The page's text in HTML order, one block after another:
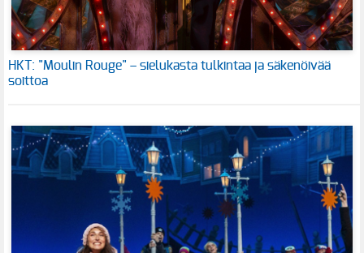
HKT: "Moulin Rouge" – sielukasta tulkintaa ja säkenöivää
soittoa